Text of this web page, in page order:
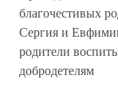
благочестивых
Сергия и
родители
добродетелям